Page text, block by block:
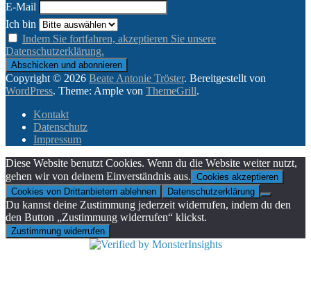
E-Mail
Ich bin
Indem Sie fortfahren, akzeptieren Sie unsere
Datenschutzerklärung.
Copyright © 2026 Beate Antonie Tröster. Bereitgestellt von
WordPress. Theme: Ample von ThemeGrill.
Kontakt
Datenschutz
Impressum
Diese Website benutzt Cookies. Wenn du die Website weiter nutzt,
gehen wir von deinem Einverständnis aus. Cookies akzeptieren
Cookies von Drittanbietern ablehnen
Datenschutzerklärung
Du kannst deine Zustimmung jederzeit widerrufen, indem du den
den Button „Zustimmung widerrufen“ klickst.
Zustimmung widerrufen